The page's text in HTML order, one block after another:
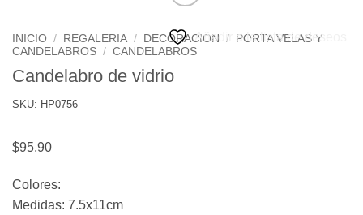
Añadir a la lista de deseos
INICIO / REGALERIA / DECORACION / PORTA VELAS Y
CANDELABROS / CANDELABROS
Candelabro de vidrio
SKU: HP0756
$95,90
Colores:
Medidas: 7.5x11cm